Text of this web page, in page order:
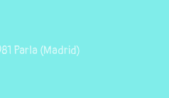
Parla (Madrid)